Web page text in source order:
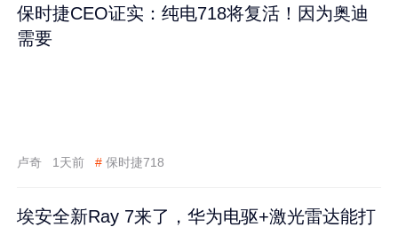
保时捷CEO证实：纯电718将复活！因为奥迪
需要
卢奇 1天前 # 保时捷718
埃安全新Ray 7来了，华为电驱+激光雷达能打